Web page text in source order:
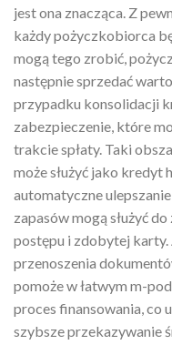
jest ona znacząca. Z
każdy pożyczkobiorca
mogą tego zrobić,
następnie sprzedać
przypadku konsolidacji
zabezpieczenie, które
trakcie spłaty. Taki
może służyć jako kredyt
automatyczne
zapasów mogą służyć
postępu i zdobytej
przenoszenia
pomoże w łatwym m-
proces finansowania, co
szybsze przekazywanie